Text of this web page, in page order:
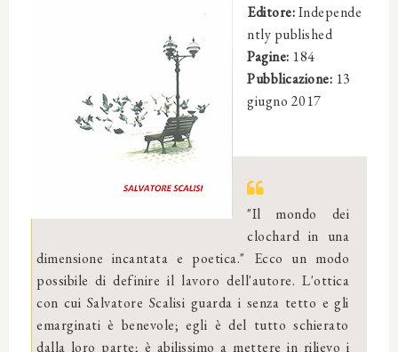
Editore:Independe
ntly published
Pagine: 184
Pubblicazione: 13
giugno 2017
"Il mondo dei
clochard in una
dimensione incantata e poetica." Ecco un modo
possibile di definire il lavoro dell'autore. L'ottica
con cui Salvatore Scalisi guarda i senza tetto e gli
emarginati è benevole; egli è del tutto schierato
dalla loro parte; è abilissimo a mettere in rilievo i